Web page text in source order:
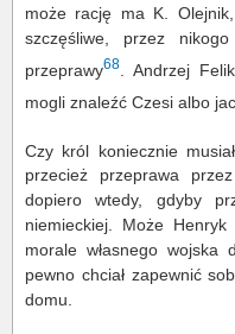
może rację ma K.
szczęśliwe, przez
przeprawy68
. Andrzej
mogli znaleźć Czesi albo
Czy król koniecznie
przecież przeprawa
dopiero wtedy, gdyby
niemieckiej. Może
morale własnego wojska
pewno chciał zapewnić
domu.